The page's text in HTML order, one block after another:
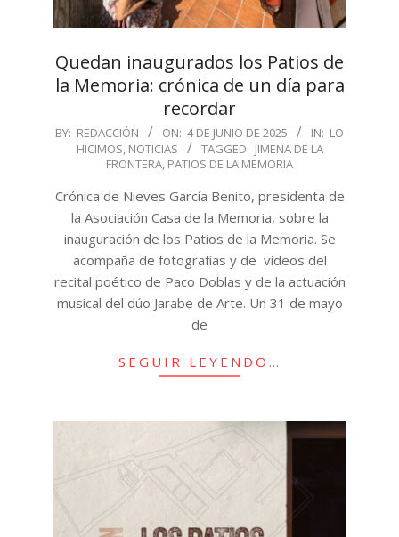
Quedan inaugurados los Patios de
la Memoria: crónica de un día para
recordar
2025-
BY: REDACCIÓN ON: 4 DE JUNIO DE 2025 IN: LO
HICIMOS, NOTICIAS TAGGED: JIMENA DE LA
FRONTERA, PATIOS DE LA MEMORIA
Crónica de Nieves García Benito, presidenta de
la Asociación Casa de la Memoria, sobre la
inauguración de los Patios de la Memoria. Se
acompaña de fotografías y de videos del
recital poético de Paco Doblas y de la actuación
musical del dúo Jarabe de Arte. Un 31 de mayo
de
SEGUIR LEYENDO…